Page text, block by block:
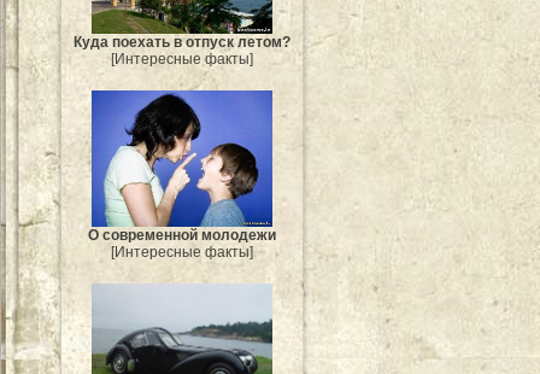
Куда поехать в отпуск летом?
[Интересные факты]
О современной молодежи
[Интересные факты]